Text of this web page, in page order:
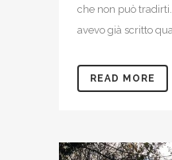
che non può
avevo già scritto
READ MORE